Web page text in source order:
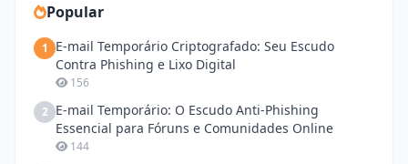
Popular
1
E-mail Temporário Criptografado: Seu Escudo
Contra Phishing e Lixo Digital
156
2 E-mail Temporário: O Escudo Anti-Phishing
Essencial para Fóruns e Comunidades Online
144